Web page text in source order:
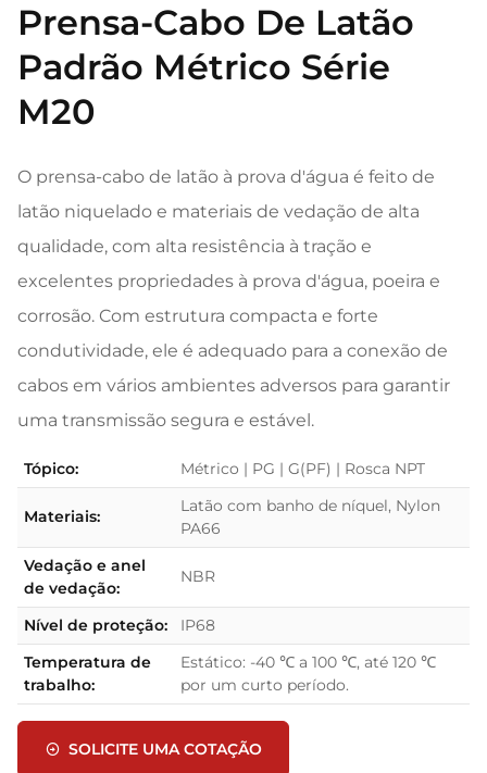
Prensa-Cabo De Latão
Padrão Métrico Série
M20
O prensa-cabo de latão à prova d'água é feito de
latão niquelado e materiais de vedação de alta
qualidade, com alta resistência à tração e
excelentes propriedades à prova d'água, poeira e
corrosão. Com estrutura compacta e forte
condutividade, ele é adequado para a conexão de
cabos em vários ambientes adversos para garantir
uma transmissão segura e estável.
Tópico: Métrico | PG | G(PF) | Rosca NPT
Materiais:
Latão com banho de níquel, Nylon
PA66
Vedação e anel
de vedação:
NBR
Nível de proteção:
IP68
Temperatura de
trabalho:
Estático: -40 ℃ a 100 ℃, até 120 ℃
por um curto período.
SOLICITE UMA COTAÇÃO